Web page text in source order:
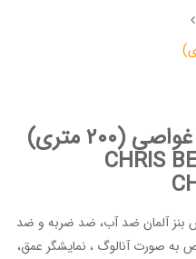
ساعت های کرونوگراف غواصی (200 متری)
CHRIS
آلمان ضد آب، ضد ضربه و ضد
به صورت آنالوگ ، نمایشگر عمق،